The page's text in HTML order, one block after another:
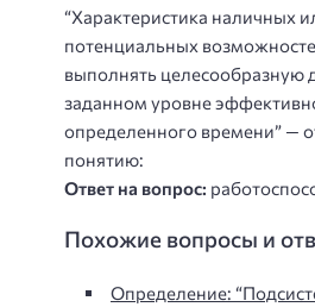
“Характеристика наличных
потенциальных
выполнять целесообразную
заданном уровне
определенного времени” —
понятию:
Ответ на вопрос:
Похожие вопросы и
Определение: